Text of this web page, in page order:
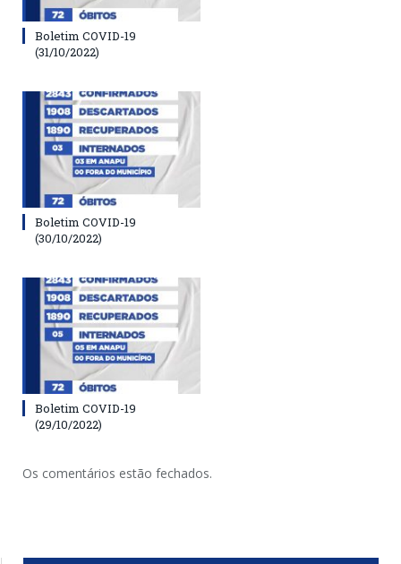
Boletim COVID-19
(31/10/2022)
Boletim COVID-19
(30/10/2022)
Boletim COVID-19
(29/10/2022)
Os comentários estão fechados.